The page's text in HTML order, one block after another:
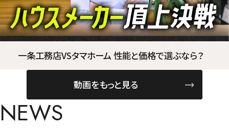
一条工務店VSタマホーム 性能と価格で選ぶなら？
動画をもっと見る
NEWS